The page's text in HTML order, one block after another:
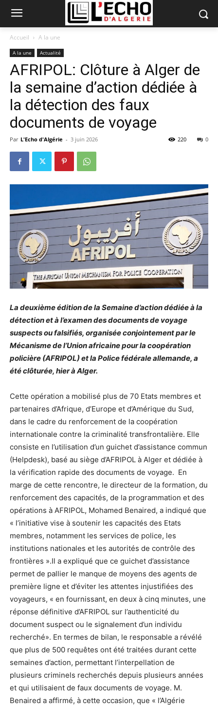
Accueil A la une
A la une Actualité
AFRIPOL: Clôture à Alger de
la semaine d’action dédiée à
la détection des faux
documents de voyage
Par L'Echo d'Algérie - 3 juin 2026 0
220
La deuxième édition de la Semaine d’action dédiée à la
détection et à l’examen des documents de voyage
suspects ou falsifiés, organisée conjointement par le
Mécanisme de l’Union africaine pour la coopération
policière (AFRIPOL) et la Police fédérale allemande, a
été clôturée, hier à Alger.
Cette opération a mobilisé plus de 70 Etats membres et
partenaires d’Afrique, d’Europe et d’Amérique du Sud,
dans le cadre du renforcement de la coopération
internationale contre la criminalité transfrontalière. Elle
consiste en l’utilisation d’un guichet d’assistance commun
(Helpdesk), basé au siège d’AFRIPOL à Alger et dédiée à
la vérification rapide des documents de voyage. En
marge de cette rencontre, le directeur de la formation, du
renforcement des capacités, de la programmation et des
opérations à AFRIPOL, Mohamed Benaired, a indiqué que
« l’initiative vise à soutenir les capacités des Etats
membres, notamment les services de police, les
institutions nationales et les autorités de contrôle des
frontières ».Il a expliqué que ce guichet d’assistance
permet de pallier le manque de moyens des agents de
première ligne et d’éviter les attentes injustifiées des
voyageurs, « en fournissant, en deux à cinq minutes, une
réponse définitive d’AFRIPOL sur l’authenticité du
document suspect ou le signalement d’un individu
recherché». En termes de bilan, le responsable a révélé
que plus de 500 requêtes ont été traitées durant cette
semaines d’action, permettant l’interpellation de
plusieurs criminels recherchés depuis plusieurs années
et qui utilisaient de faux documents de voyage. M.
Benaired a affirmé, à cette occasion, que « l’Algérie